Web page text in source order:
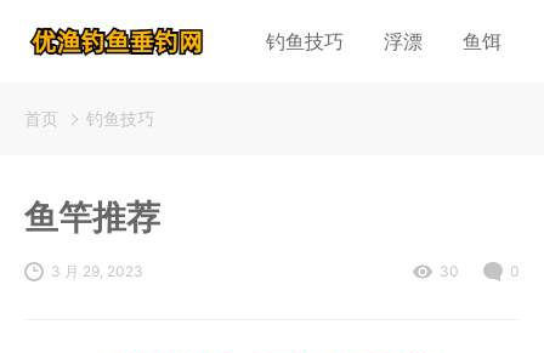
钓鱼技巧 浮漂 鱼饵
首页 钓鱼技巧
鱼竿推荐
3 月 29, 2023 30 0